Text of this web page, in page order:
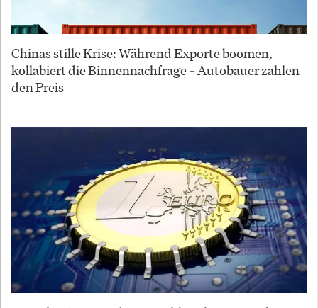
Chinas stille Krise: Während Exporte boomen,
kollabiert die Binnennachfrage – Autobauer zahlen
den Preis